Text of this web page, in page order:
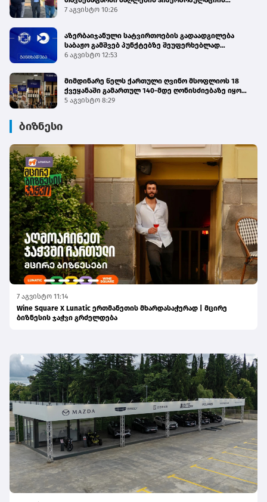
მართვის პროგრამის მიმდინარეობას გაეცნო
7 აგვისტო 10:26
აზერბაიჯანული სატვირთოების გადაადგილება
საბაჟო გამშვებ პუნქტებზე შეუფერხებლად
მიმდინარეობს - შემოსავლების სამსახური
6 აგვისტო 12:53
მიმდინარე წელს ქართული ღვინო მსოფლიოს 18
ქვეყანაში გამართულ 140-მდე ღონისძიებაზე იყო
წარმოდგენილი
5 აგვისტო 8:29
ბიზნესი
7 აგვისტო 11:14
Wine Square X Lunatic ერთმანეთის მხარდასაჭერად | მცირე
ბიზნესის ჯაჭვი გრძელდება